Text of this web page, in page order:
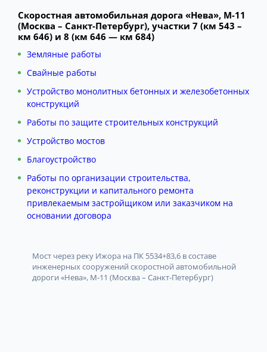
Скоростная автомобильная дорога «Нева», М-11
(Москва – Санкт-Петербург), участки 7 (км 543 –
км 646) и 8 (км 646 — км 684)
Земляные работы
Свайные работы
Устройство монолитных бетонных и железобетонных
конструкций
Работы по защите строительных конструкций
Устройство мостов
Благоустройство
Работы по организации строительства,
реконструкции и капитального ремонта
привлекаемым застройщиком или заказчиком на
основании договора
Мост через реку Ижора на ПК 5534+83,6 в составе
инженерных сооружений скоростной автомобильной
дороги «Нева», М-11 (Москва – Санкт-Петербург)